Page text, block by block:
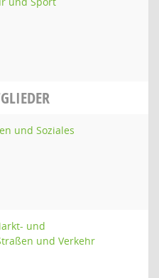
und Soziales
und
und Verkehr